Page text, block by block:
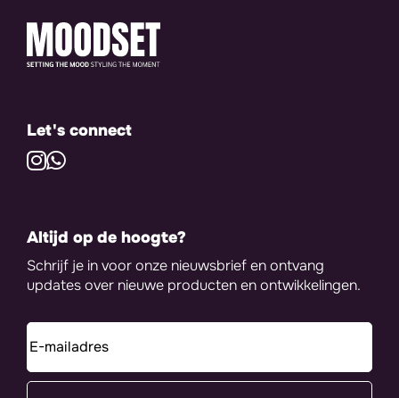
Let's connect
Altijd op de hoogte?
Schrijf je in voor onze nieuwsbrief en ontvang
updates over nieuwe producten en ontwikkelingen.